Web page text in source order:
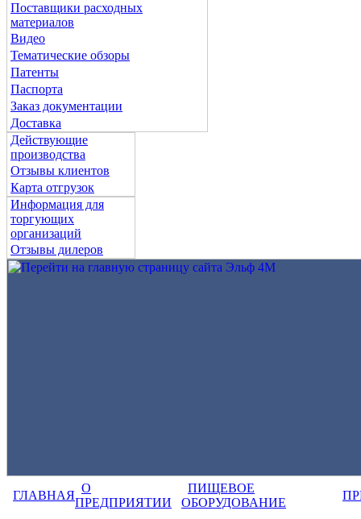
Поставщики расходных
материалов
Видео
Тематические обзоры
Патенты
Паспорта
Заказ документации
Доставка
Действующие
производства
Отзывы клиентов
Карта отгрузок
Информация для
торгующих
организаций
Отзывы дилеров
ГЛАВНАЯ
О
ПРЕДПРИЯТИИ
ПИЩЕВОЕ
ОБОРУДОВАНИЕ